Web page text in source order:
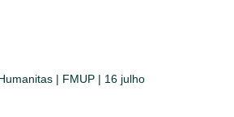
| FMUP | 16 julho